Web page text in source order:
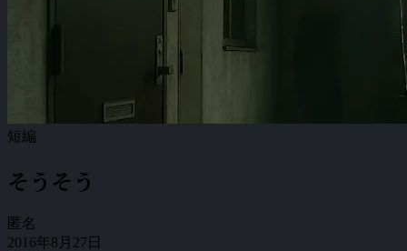
短編
そうそう
匿名
2016年8月27日